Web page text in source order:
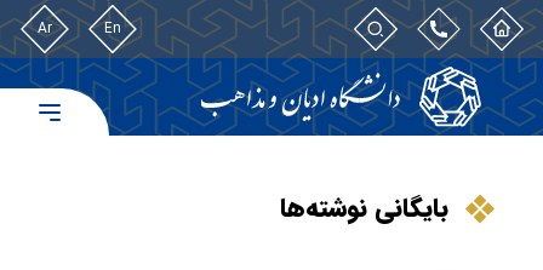
En
Ar
بایگانی نوشته‌ها